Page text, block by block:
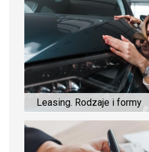
Leasing. Rodzaje i formy